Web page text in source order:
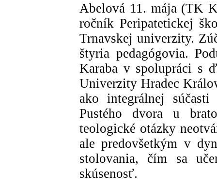
Abelová 11. mája (TK
ročník Peripatetickej
Trnavskej univerzity.
štyria pedagógovia.
Karaba v spolupráci s
Univerzity Hradec
ako integrálnej súčasti
Pustého dvora u
teologické otázky
ale predovšetkým v
stolovania, čím sa
skúsenosť.